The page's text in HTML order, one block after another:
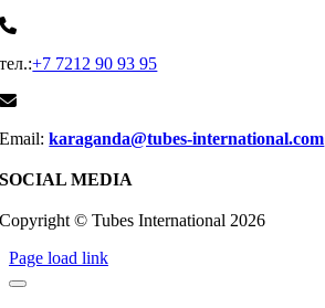
тел.:+7 7212 90 93 95
Email:karaganda@tubes-international.com
SOCIAL MEDIA
Copyright © Tubes International 2026
Page load link